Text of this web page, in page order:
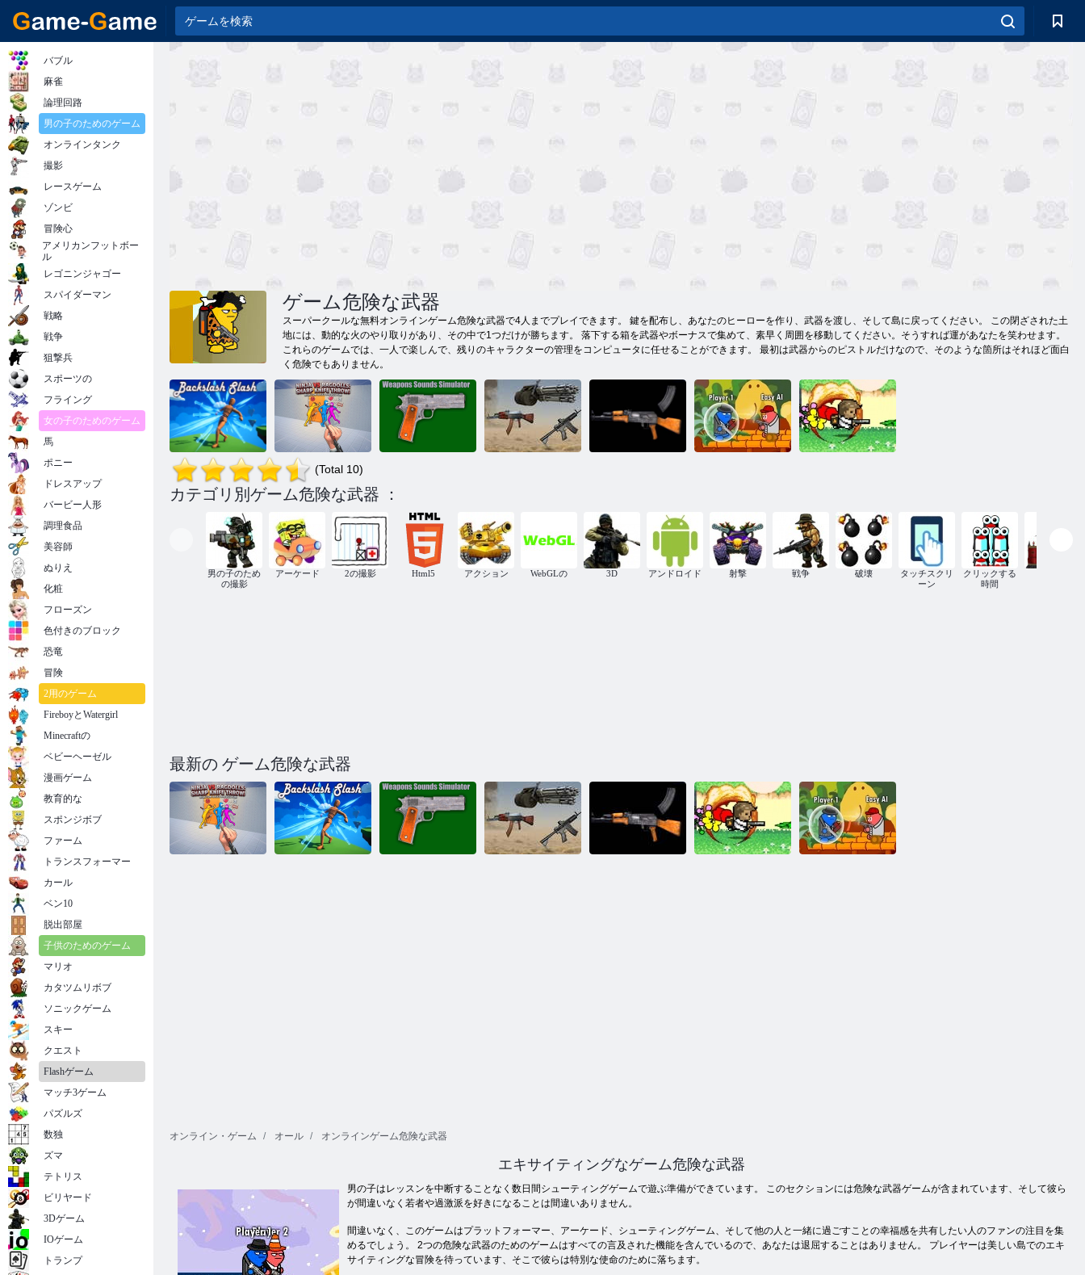
ゲーム危険な武器
スーパークールな無料オンラインゲーム危険な武器で4人までプレイできます。 鍵を配布し、あなたのヒーローを作り、武器を渡し、そして島に戻ってください。 この閉ざされた土
地には、動的な火のやり取りがあり、その中で1つだけが勝ちます。 落下する箱を武器やボーナスで集めて、素早く周囲を移動してください。そうすれば運があなたを笑わせます。
これらのゲームでは、一人で楽しんで、残りのキャラクターの管理をコンピュータに任せることができます。 最初は武器からのピストルだけなので、そのような箇所はそれほど面白
く危険でもありません。
バックスラッ
シュ スラッシ
忍者 vs ラグド
ール: 鋭いナイ
レータ
銃メイヘム
(Total 10)
カテゴリ別ゲーム危険な武器 ：
男の子のため
の撮影
アーケード 2の撮影 Html5 アクション WebGLの 3D アンドロイド 射撃 戦争 破壊
タッチスクリ
ーン
クリックする
時間
最新の ゲーム危険な武器
オンライン・ゲーム オール オンラインゲーム危険な武器
エキサイティングなゲーム危険な武器
男の子はレッスンを中断することなく数日間シューティングゲームで遊ぶ準備ができています。 このセクションには危険な武器ゲームが含まれています、そして彼ら
が間違いなく若者や過激派を好きになることは間違いありません。
間違いなく、このゲームはプラットフォーマー、アーケード、シューティングゲーム、そして他の人と一緒に過ごすことの幸福感を共有したい人のファンの注目を集
めるでしょう。 2つの危険な武器のためのゲームはすべての言及された機能を含んでいるので、あなたは退屈することはありません。 プレイヤーは美しい島でのエキ
サイティングな冒険を待っています、そこで彼らは特別な使命のために落ちます。
バブル
麻雀
論理回路
男の子のためのゲーム
オンラインタンク
撮影
レースゲーム
ゾンビ
冒険心
アメリカンフットボー
ル
レゴニンジャゴー
スパイダーマン
戦略
戦争
狙撃兵
スポーツの
フライング
女の子のためのゲーム
馬
ポニー
ドレスアップ
バービー人形
調理食品
美容師
ぬりえ
化粧
フローズン
色付きのブロック
恐竜
冒険
2用のゲーム
FireboyとWatergirl
Minecraftの
ベビーヘーゼル
漫画ゲーム
教育的な
スポンジボブ
ファーム
トランスフォーマー
カール
ベン10
脱出部屋
子供のためのゲーム
マリオ
カタツムリボブ
ソニックゲーム
スキー
クエスト
Flashゲーム
マッチ3ゲーム
パズルズ
数独
ズマ
テトリス
ビリヤード
3Dゲーム
IOゲーム
トランプ